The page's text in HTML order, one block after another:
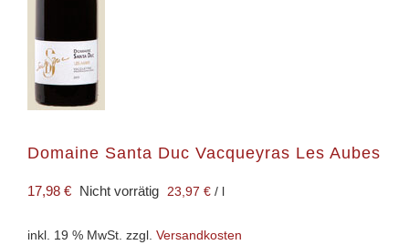
Domaine Santa Duc Vacqueyras Les Aubes
17,98 € Nicht vorrätig 23,97 € /
inkl. 19 % MwSt. zzgl. Versandkosten